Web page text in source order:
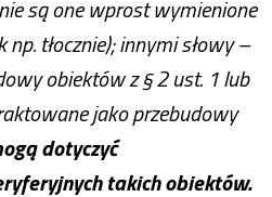
są one wprost wymienione
tłocznie); innymi słowy –
obiektów z § 2 ust. 1 lub
jako przebudowy
dotyczyć
takich obiektów.